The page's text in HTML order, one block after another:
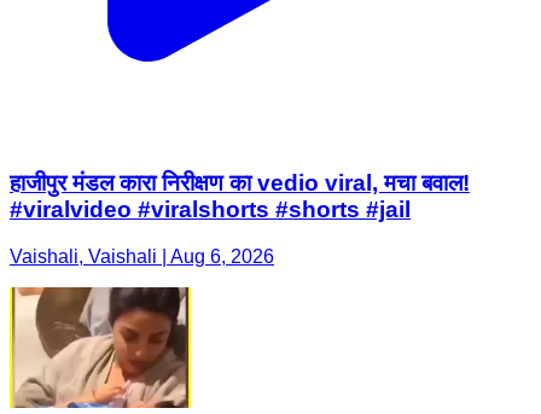
हाजीपुर मंडल कारा निरीक्षण का vedio viral, मचा बवाल!
#viralvideo #viralshorts #shorts #jail
Vaishali, Vaishali | Aug 6, 2026